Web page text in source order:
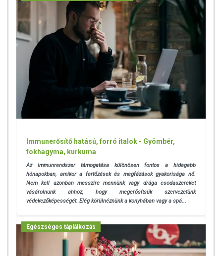
Immunerősítő hatású, forró italok - Gyömbér,
fokhagyma, kurkuma
Az immunrendszer támogatása különösen fontos a hidegebb
hónapokban, amikor a fertőzések és megfázások gyakorisága nő.
Nem kell azonban messzire mennünk vagy drága csodaszereket
vásárolnunk ahhoz, hogy megerősítsük szervezetünk
védekezőképességét. Elég körülnéznünk a konyhában vagy a spá...
Egészséges táplálkozás